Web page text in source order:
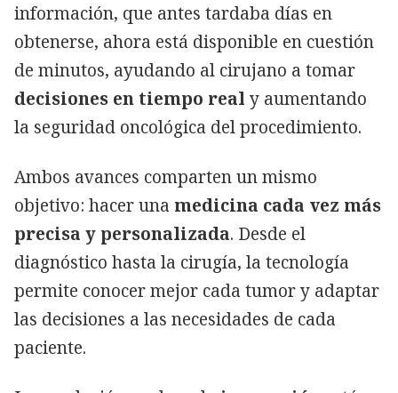
información, que antes tardaba días en
obtenerse, ahora está disponible en cuestión
de minutos, ayudando al cirujano a tomar
decisiones en tiempo real y aumentando
la seguridad oncológica del procedimiento.
Ambos avances comparten un mismo
objetivo: hacer una medicina cada vez más
precisa y personalizada. Desde el
diagnóstico hasta la cirugía, la tecnología
permite conocer mejor cada tumor y adaptar
las decisiones a las necesidades de cada
paciente.